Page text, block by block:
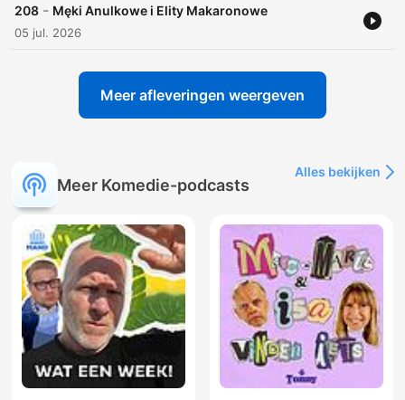
208 - Męki Anulkowe i Elity Makaronowe
05 jul. 2026
Meer afleveringen weergeven
Meer Komedie-podcasts
Alles bekijken